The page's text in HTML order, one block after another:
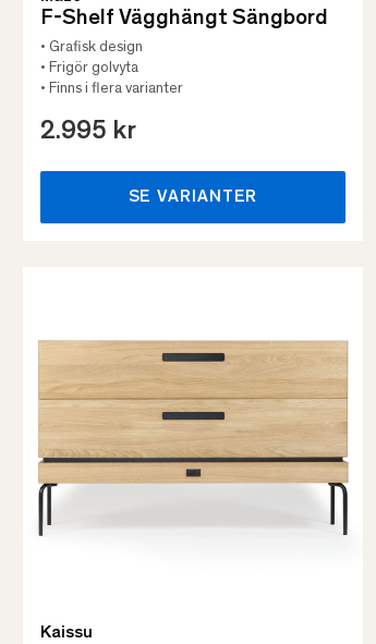
F-Shelf Vägghängt Sängbord
• Grafisk design
• Frigör golvyta
• Finns i flera varianter
2.995 kr
SE VARIANTER
Kaissu